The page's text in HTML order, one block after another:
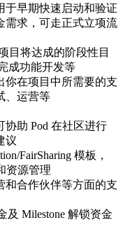
于早期快速启动和验证
需求，可走正式立项流
目将达成的阶段性目
成功能开发等
你在项目中所需要的支
、运营等
协助 Pod 在社区进行
议
FairSharing 模板，
资源管理
和合作伙伴等方面的支
及 Milestone 解锁资金